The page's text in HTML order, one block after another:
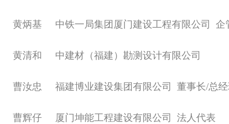
黄炳基 中铁一局集团厦门建设工程有限公司 企
黄清和 中建材（福建）勘测设计有限公司
曹汝忠 福建博业建设集团有限公司 董事长/总
曹辉仔 厦门坤能工程建设有限公司 法人代表